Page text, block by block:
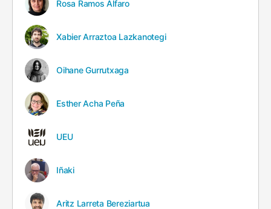
Rosa Ramos Alfaro
Xabier Arraztoa Lazkanotegi
Oihane Gurrutxaga
Esther Acha Peña
UEU
Iñaki
Aritz Larreta Bereziartua